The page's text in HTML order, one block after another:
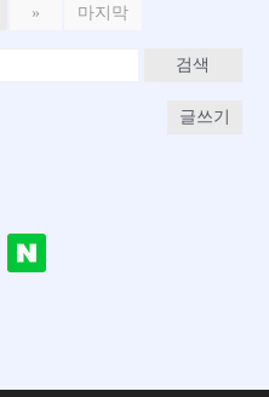
» 마지막
검색
글쓰기